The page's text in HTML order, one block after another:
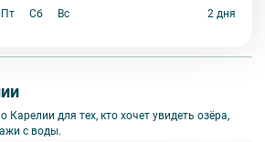
Пт Сб Вс 2 дня
для тех, кто хочет увидеть озёра,
с воды.